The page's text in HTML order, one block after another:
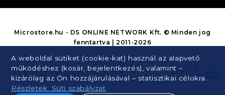
A weboldal sütiket (cookie-kat) használ az alapvető
működéshez (kosár, bejelentkezés), valamint –
kizárólag az Ön hozzájárulásával – statisztikai célokra.
Részletek: Süti szabályzat
Microstore.hu - DS ONLINE NETWORK Kft. © Minden jog
fenntartva | 2011-2026